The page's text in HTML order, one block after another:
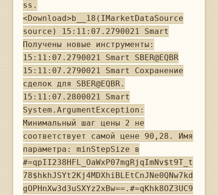
ss.
<Download>b__18(IMarketDataSource
source) 15:11:07.2790021 Smart
Получены новые инструменты:
15:11:07.2790021 Smart SBER@EQBR
15:11:07.2790021 Smart Сохранение
сделок для SBER@EQBR.
15:11:07.2800021 Smart
System.ArgumentException:
Минимальный шаг цены 2 не
соответствует самой цене 90,28. Имя
параметра: minStepSize в
#=qpII238HFL_OaWxP07mgRjqImNv$t9T_t
78$hkhJSYt2Kj4MDXhiBLEtCnJNe0QNw7kd
gOPHnXw3d3uSXYz2xBw==.#=qKhk8OZ3UC9